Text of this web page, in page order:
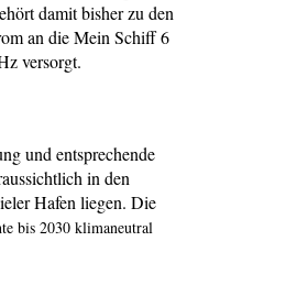
damit bisher zu den
an die Mein Schiff 6
versorgt.
und entsprechende
in den
Hafen liegen. Die
bis 2030 klimaneutral